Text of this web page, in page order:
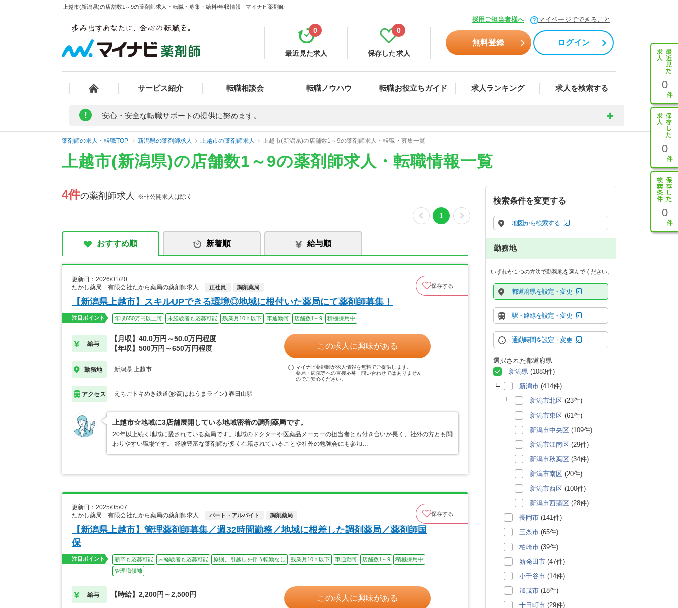
上越市(新潟県)の店舗数1～9の薬剤師求人・転職・募集・給料/年収情報 - マイナビ薬剤師
採用ご担当者様へ マイページでできること
最近見た求人
0
保存した求人
0
無料登録 ログイン
サービス紹介 転職相談会 転職ノウハウ 転職お役立ちガイド 求人ランキング 求人を検索する 0
0
0
! 安心・安全な転職サポートの提供に努めます。
薬剤師の求人・転職TOP 新潟県の薬剤師求人 上越市の薬剤師求人 上越市(新潟県)の店舗数1～9の薬剤師求人・転職・募集一覧
上越市(新潟県)の店舗数1～9の薬剤師求人・転職情報一覧
4件の薬剤師求人 ※非公開求人は除く
1
おすすめ順 新着順 給与順
更新日：2026/01/20
たかし薬局 有限会社たから薬局の薬剤師求人
正社員 調剤薬局 保存する
【新潟県上越市】スキルUPできる環境◎地域に根付いた薬局にて薬剤師募集！
注目ポイント 年収650万円以上可 未経験者も応募可能 残業月10ｈ以下 車通勤可 店舗数1～9 積極採用中
給与
【月収】40.0万円～50.0万円程度
【年収】500万円～650万円程度
勤務地 新潟県 上越市
アクセス えちごトキめき鉄道(妙高はねうまライン) 春日山駅
この求人に興味がある
マイナビ薬剤師が求人情報を無料でご提供します。
薬局・病院等への直接応募・問い合わせではありません
のでご安心ください。
上越市☆地域に3店舗展開している地域密着の調剤薬局です。
20年以上続く地域に愛されている薬局です。地域のドクターや医薬品メーカーの担当者とも付き合いが長く、社外の方とも関
わりやすい職場です。 経験豊富な薬剤師が多く在籍されていることや社外の勉強会にも参加…
更新日：2025/05/07
たかし薬局 有限会社たから薬局の薬剤師求人
パート・アルバイト 調剤薬局 保存する
【新潟県上越市】管理薬剤師募集／週32時間勤務／地域に根差した調剤薬局／薬剤師国
保
注目ポイント 新卒も応募可能 未経験者も応募可能 原則、引越しを伴う転勤なし 残業月10ｈ以下 車通勤可 店舗数1～9
積極採用中
管理職候補
給与 【時給】2,200円～2,500円 この求人に興味がある
検索条件を変更する
地図から検索する
勤務地
いずれか１つの方法で勤務地を選んでください。
都道府県を設定・変更
駅・路線を設定・変更
通勤時間を設定・変更
選択された都道府県
新潟県 (1083件)
新潟市 (414件)
新潟市北区 (23件)
新潟市東区 (61件)
新潟市中央区 (109件)
新潟市江南区 (29件)
新潟市秋葉区 (34件)
新潟市南区 (20件)
新潟市西区 (100件)
新潟市西蒲区 (28件)
長岡市 (141件)
三条市 (65件)
柏崎市 (39件)
新発田市 (47件)
小千谷市 (14件)
加茂市 (18件)
十日町市 (29件)